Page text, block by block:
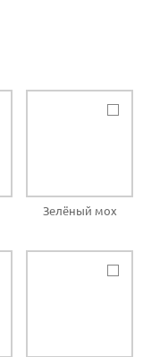
Зелёный мох